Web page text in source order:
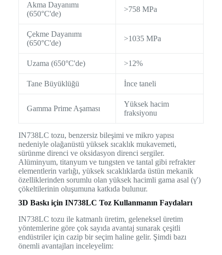
Akma Dayanımı
(650°C'de)
>758 MPa
Çekme Dayanımı
(650°C'de)
>1035 MPa
Uzama (650°C'de) >12%
Tane Büyüklüğü İnce taneli
Gamma Prime Aşaması
Yüksek hacim
fraksiyonu
IN738LC tozu, benzersiz bileşimi ve mikro yapısı
nedeniyle olağanüstü yüksek sıcaklık mukavemeti,
sürünme direnci ve oksidasyon direnci sergiler.
Alüminyum, titanyum ve tungsten ve tantal gibi refrakter
elementlerin varlığı, yüksek sıcaklıklarda üstün mekanik
özelliklerinden sorumlu olan yüksek hacimli gama asal (γ')
çökeltilerinin oluşumuna katkıda bulunur.
3D Baskı için IN738LC Toz Kullanmanın Faydaları
IN738LC tozu ile katmanlı üretim, geleneksel üretim
yöntemlerine göre çok sayıda avantaj sunarak çeşitli
endüstriler için cazip bir seçim haline gelir. Şimdi bazı
önemli avantajları inceleyelim: